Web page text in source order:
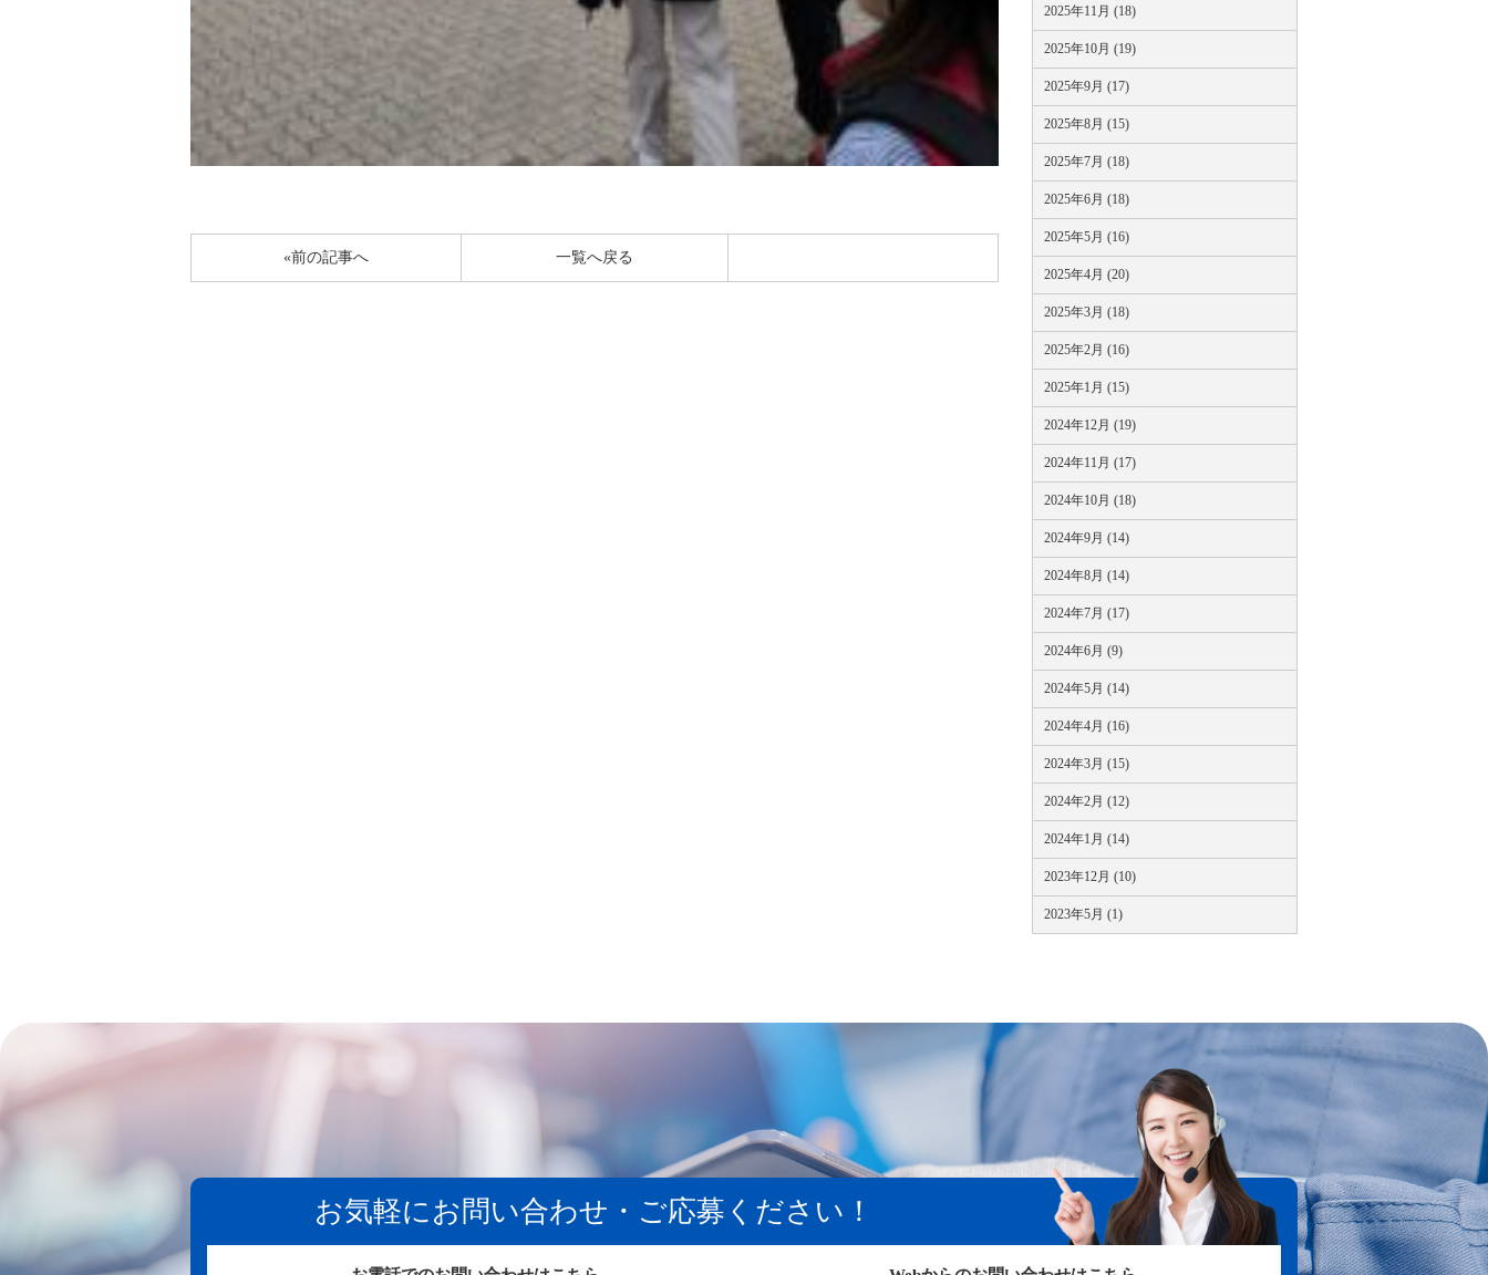
«前の記事へ 一覧へ戻る
2025年11月 (18)
2025年10月 (19)
2025年9月 (17)
2025年8月 (15)
2025年7月 (18)
2025年6月 (18)
2025年5月 (16)
2025年4月 (20)
2025年3月 (18)
2025年2月 (16)
2025年1月 (15)
2024年12月 (19)
2024年11月 (17)
2024年10月 (18)
2024年9月 (14)
2024年8月 (14)
2024年7月 (17)
2024年6月 (9)
2024年5月 (14)
2024年4月 (16)
2024年3月 (15)
2024年2月 (12)
2024年1月 (14)
2023年12月 (10)
2023年5月 (1)
お気軽にお問い合わせ・ご応募ください！